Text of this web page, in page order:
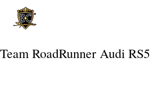
Team RoadRunner Audi RS5